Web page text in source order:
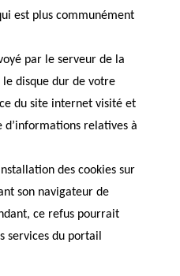
est plus communément
par le serveur de la
le disque dur de votre
du site internet visité et
relatives à
des cookies sur
son navigateur de
ce refus pourrait
services du portail